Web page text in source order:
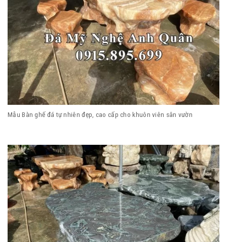
Mẫu Bàn ghế đá tự nhiên đẹp, cao cấp cho khuôn viên sân vườn